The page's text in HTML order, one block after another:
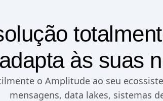
adapta às suas
o Amplitude ao seu
mensagens, data lakes, sistemas